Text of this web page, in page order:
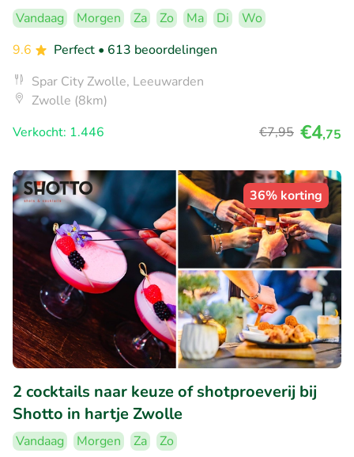
Vandaag Morgen Za Zo Ma Di
Wo
9.6
Perfect • 613 beoordelingen
Spar City Zwolle, Leeuwarden
Zwolle (8km)
Verkocht: 1.446
€7,95 €4,75
36% korting
2 cocktails naar keuze of shotproeverij bij
Shotto in hartje Zwolle
Vandaag Morgen Za Zo